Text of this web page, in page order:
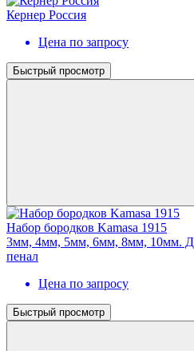
Кернер Россия
Цена по запросу
Быстрый просмотр
Набор бородков Kamasa 1915
3мм, 4мм, 5мм, 6мм, 8мм, 10мм.
пенал
Цена по запросу
Быстрый просмотр